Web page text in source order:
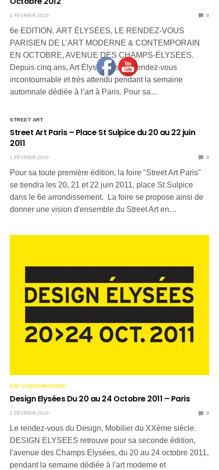
1 FÉVRIER 2019 0
6e EDITION. ART ÉLYSÉES, LE RENDEZ-VOUS
PARISIEN DE L’ART MODERNE & CONTEMPORAIN
EN OCTOBRE, AVENUE DES CHAMPS-ÉLYSÉES.
Depuis cinq ans, Art Élysées est un rendez-vous
incontournable et très attendu pendant la semaine
automnale dédiée à l’art à Paris. Pour sa…
STREET ART
Street Art Paris – Place St Sulpice du 20 au 22 juin
2011
1 FÉVRIER 2019 0
Pour sa toute première édition, la foire "Street Art Paris"
se tiendra les 20, 21 et 22 juin 2011, place St Sulpice
dans le 6e arrondissement. La foire se propose ainsi de
donner une vision d'ensemble du Street Art en…
ART CONTEMPORAIN
Design Elysées Du 20 au 24 Octobre 2011 – Paris
1 FÉVRIER 2019 0
Le rendez-vous du Design, Mobilier du XXème siècle.
DESIGN ELYSEES retrouve pour sa seconde édition,
l'avenue des Champs Elysées, du 20 au 24 octobre 2011,
pendant la semaine dédiée à l'art moderne et